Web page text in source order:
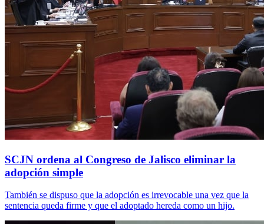
SCJN ordena al Congreso de Jalisco eliminar la
adopción simple
También se dispuso que la adopción es irrevocable una vez que la
sentencia queda firme y que el adoptado hereda como un hijo.